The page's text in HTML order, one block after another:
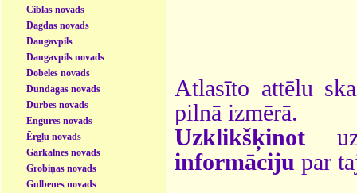
Ciblas novads
Dagdas novads
Daugavpils
Daugavpils novads
Dobeles novads
Dundagas novads
Durbes novads
Engures novads
Ērgļu novads
Garkalnes novads
Grobiņas novads
Gulbenes novads
Atlasīto attēlu
pilnā izmērā.
Uzklikšķinot
informāciju par